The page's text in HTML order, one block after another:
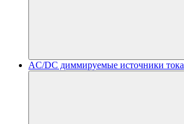
AC/DC диммируемые источники тока